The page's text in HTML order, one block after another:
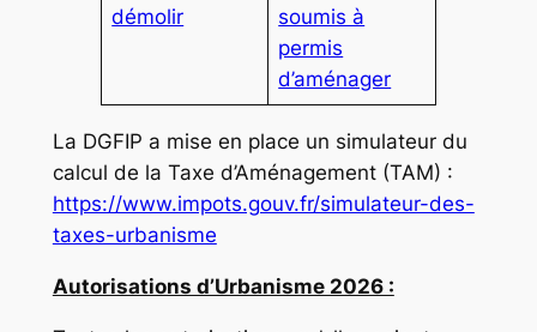
démolir
soumis à
permis
d’aménager
La DGFIP a mise en place un simulateur du
calcul de la Taxe d’Aménagement (TAM) :
https://www.impots.gouv.fr/simulateur-des-
taxes-urbanisme
Autorisations d’Urbanisme 2026 :